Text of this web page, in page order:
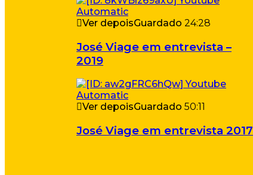
Ver depoisGuardado 24:28
José Viage em entrevista –
2019
Ver depoisGuardado 50:11
José Viage em entrevista 2017